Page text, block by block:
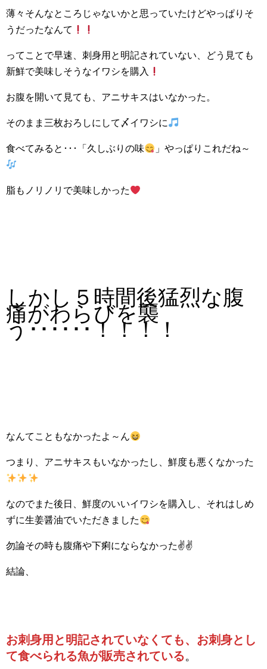
薄々そんなところじゃないかと思っていたけどやっぱりそ
うだったなんて
ってことで早速、刺身用と明記されていない、どう見ても
新鮮で美味しそうなイワシを購入
お腹を開いて見ても、アニサキスはいなかった。
そのまま三枚おろしにして〆イワシに
食べてみると･･･「久しぶりの味 」やっぱりこれだね～
脂もノリノリで美味しかった
しかし５時間後猛烈な腹
痛がわらびを襲
う･･････！！！！
なんてこともなかったよ～ん
つまり、アニサキスもいなかったし、鮮度も悪くなかった
なのでまた後日、鮮度のいいイワシを購入し、それはしめ
ずに生姜醤油でいただきました
勿論その時も腹痛や下痢にならなかった✌✌
結論、
お刺身用と明記されていなくても、お刺身とし
て食べられる魚が販売されている。